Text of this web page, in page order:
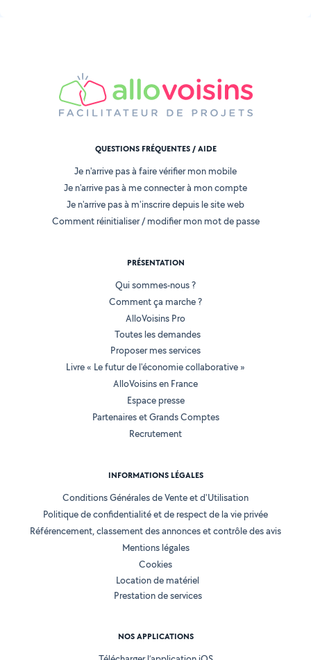
QUESTIONS FRÉQUENTES / AIDE
Je n'arrive pas à faire vérifier mon mobile
Je n'arrive pas à me connecter à mon compte
Je n'arrive pas à m'inscrire depuis le site web
Comment réinitialiser / modifier mon mot de passe
PRÉSENTATION
Qui sommes-nous ?
Comment ça marche ?
AlloVoisins Pro
Toutes les demandes
Proposer mes services
Livre « Le futur de l'économie collaborative »
AlloVoisins en France
Espace presse
Partenaires et Grands Comptes
Recrutement
INFORMATIONS LÉGALES
Conditions Générales de Vente et d'Utilisation
Politique de confidentialité et de respect de la vie privée
Référencement, classement des annonces et contrôle des avis
Mentions légales
Cookies
Location de matériel
Prestation de services
NOS APPLICATIONS